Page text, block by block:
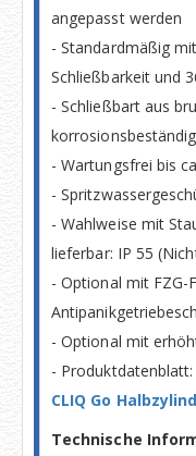
angepasst werden
- Standardmäßig
Schließbarkeit und
- Schließbart aus
- Wartungsfrei bis
-
- Wahlweise mit
lieferbar: IP 55
- Optional mit
- Optional mit
- Produktdatenblatt:
CLIQ Go
Technische